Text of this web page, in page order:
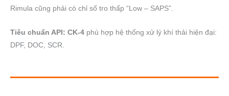
Rimula cũng phải có chỉ số tro thấp “Low – SAPS”.
Tiêu chuẩn API: CK-4 phù hợp hệ thống xử lý khí thải hiện đại:
DPF, DOC, SCR.